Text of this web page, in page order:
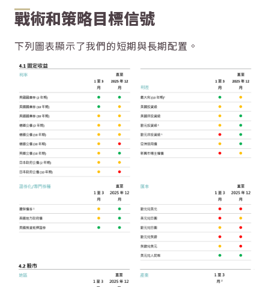
戰術和策略目標信號
下列圖表顯示了我們的短期與長期配置。